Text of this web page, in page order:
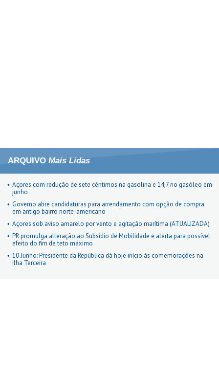
ARQUIVO Mais Lidas
Açores com redução de sete cêntimos na gasolina e 14,7 no gasóleo em
junho
Governo abre candidaturas para arrendamento com opção de compra
em antigo bairro norte-americano
Açores sob aviso amarelo por vento e agitação marítima (ATUALIZADA)
PR promulga alteração ao Subsídio de Mobilidade e alerta para possível
efeito do fim de teto máximo
10 Junho: Presidente da República dá hoje início às comemorações na
ilha Terceira